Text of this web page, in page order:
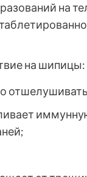
на
на шипицы: